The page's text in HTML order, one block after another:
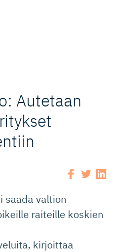
Autetaan
saada valtion
raiteille koskien
kirjoittaa